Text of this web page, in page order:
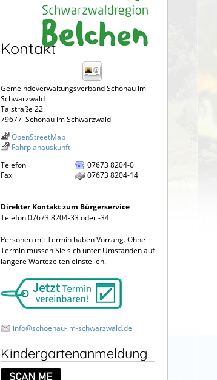
Kontakt
Gemeindeverwaltungsverband Schönau im
Schwarzwald
Talstraße 22
79677 Schönau im Schwarzwald
OpenStreetMap
Fahrplanauskunft
Telefon
07673 8204-0
Fax
07673 8204-14
Direkter Kontakt zum Bürgerservice
Telefon 07673 8204-33 oder -34
Personen mit Termin haben Vorrang. Ohne
Termin müssen Sie sich unter Umständen auf
längere Wartezeiten einstellen.
info@schoenau-im-schwarzwald.de
Kindergartenanmeldung